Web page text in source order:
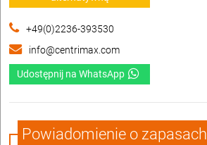
+49(0)2236-393530
info@centrimax.com
Udostępnij na WhatsApp
Powiadomienie o zapasach